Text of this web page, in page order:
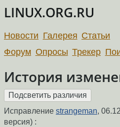
LINUX.ORG.RU
Новости Галерея Статьи
Форум Опросы Трекер
История
Исправление strangeman,
версия) :